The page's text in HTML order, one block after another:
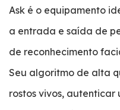
Ask é o equipamento
a entrada e saída de
de reconhecimento
Seu algoritmo de alta
rostos vivos, autenticar